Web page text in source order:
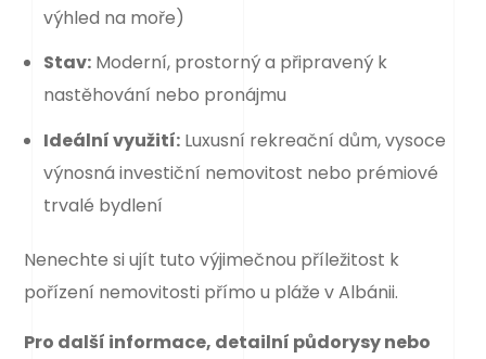
výhled na moře)
Stav: Moderní, prostorný a připravený k
nastěhování nebo pronájmu
Ideální využití: Luxusní rekreační dům, vysoce
výnosná investiční nemovitost nebo prémiové
trvalé bydlení
Nenechte si ujít tuto výjimečnou příležitost k
pořízení nemovitosti přímo u pláže v Albánii.
Pro další informace, detailní půdorysy nebo